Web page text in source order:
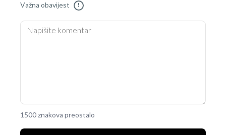
Važna obavijest !
1500 znakova preostalo